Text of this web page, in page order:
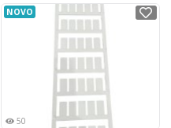
NOVO
50